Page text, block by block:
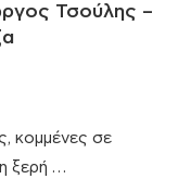
Τσούλης –
κομμένες σε
ξερή …